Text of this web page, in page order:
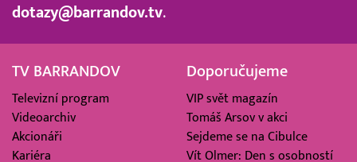
dotazy@barrandov.tv.
TV BARRANDOV
Televizní program
Videoarchiv
Akcionáři
Kariéra
Doporučujeme
VIP svět magazín
Tomáš Arsov v akci
Sejdeme se na Cibulce
Vít Olmer: Den s osobností